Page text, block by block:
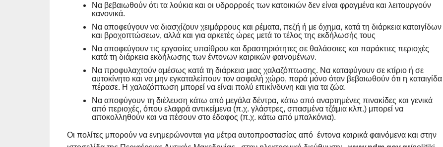
Να βεβαιωθούν ότι τα λούκια και οι υδρορροές των κατοικιών δεν είναι φραγμένα και λειτουργούν
κανονικά.
Να αποφεύγουν να διασχίζουν χειμάρρους και ρέματα, πεζή ή με όχημα, κατά τη διάρκεια καταιγίδων
και βροχοπτώσεων, αλλά και για αρκετές ώρες μετά το τέλος της εκδήλωσής τους
Να αποφεύγουν τις εργασίες υπαίθρου και δραστηριότητες σε θαλάσσιες και παράκτιες περιοχές
κατά τη διάρκεια εκδήλωσης των έντονων καιρικών φαινομένων.
Να προφυλαχτούν αμέσως κατά τη διάρκεια μιας χαλαζόπτωσης. Να καταφύγουν σε κτίριο ή σε
αυτοκίνητο και να μην εγκαταλείπουν τον ασφαλή χώρο, παρά μόνο όταν βεβαιωθούν ότι η καταιγίδα
πέρασε. Η χαλαζόπτωση μπορεί να είναι πολύ επικίνδυνη και για τα ζώα.
Να αποφύγουν τη διέλευση κάτω από μεγάλα δέντρα, κάτω από αναρτημένες πινακίδες και γενικά
από περιοχές, όπου ελαφρά αντικείμενα (π.χ. γλάστρες, σπασμένα τζάμια κλπ.) μπορεί να
αποκολληθούν και να πέσουν στο έδαφος (π.χ. κάτω από μπαλκόνια).
Οι πολίτες μπορούν να ενημερώνονται για μέτρα αυτοπροστασίας από έντονα καιρικά φαινόμενα και στην